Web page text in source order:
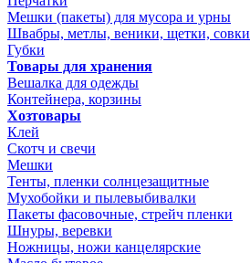
Мешки (пакеты) для мусора и урны
Швабры, метлы, веники, щетки, совки
Губки
Товары для хранения
Вешалка для одежды
Контейнера, корзины
Хозтовары
Клей
Скотч и свечи
Мешки
Тенты, пленки солнцезащитные
Мухобойки и пылевыбивалки
Пакеты фасовочные, стрейч пленки
Шнуры, веревки
Ножницы, ножи канцелярские